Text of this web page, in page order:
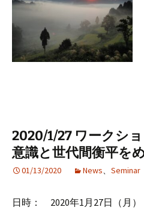
2020/1/27 ワークシ
意識と世代間衡平を
01/13/2020 News、 Seminar
日時： 2020年1月27日（月